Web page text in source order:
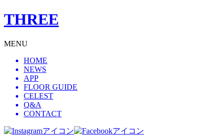
THREE
MENU
HOME
NEWS
APP
FLOOR GUIDE
CELEST
Q&A
CONTACT